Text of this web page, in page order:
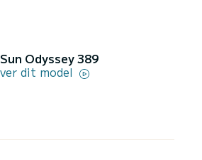
Odyssey 389
dit model